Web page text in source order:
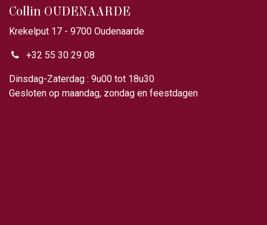
Collin OUDENAARDE
Krekelput 17 - 9700 Oudenaarde
+32 55 30 29 08
Dinsdag-Zaterdag : 9u00 tot 18u30
Gesloten op maandag, zondag en feestdagen